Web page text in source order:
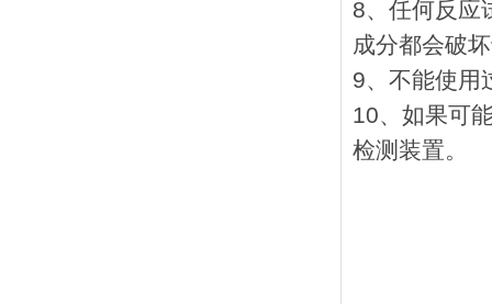
8、任何反应
成分都会破
9、不能使用
10、如果可
检测装置。